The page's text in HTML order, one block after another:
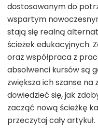
dostosowanym do
wspartym
stają się realną
ścieżek edukacyjnych.
oraz współpraca z
absolwenci kursów są
zwiększa ich szanse na
dowiedzieć się, jak
zacząć nową ścieżkę
przeczytaj cały artykuł.